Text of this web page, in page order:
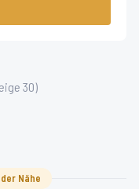
30)
Nähe